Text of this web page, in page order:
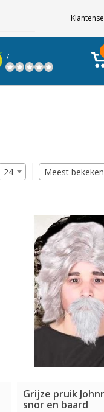
/
Meest bekeken
24
Grijze pruik
snor en baard